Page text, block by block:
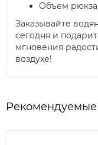
Объем
Заказывайте
сегодня и
мгновения
воздухе!